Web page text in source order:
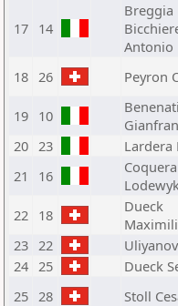
17 14
Breggia
Antonio
18 26 Peyron
19 10
Benenati
20 23 Lardera
21
16
22 18
Dueck
23 22
24 25 Dueck
25 28 Stoll